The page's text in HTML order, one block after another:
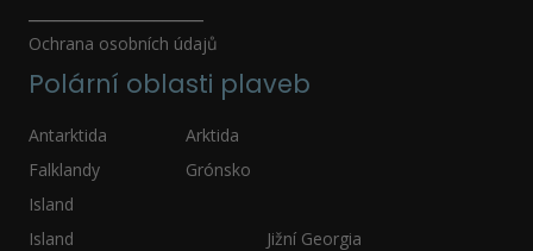
Ochrana osobních údajů
Polární oblasti plaveb
Antarktida
Arktida
Falklandy
Grónsko
Island
Island
Jižní Georgia